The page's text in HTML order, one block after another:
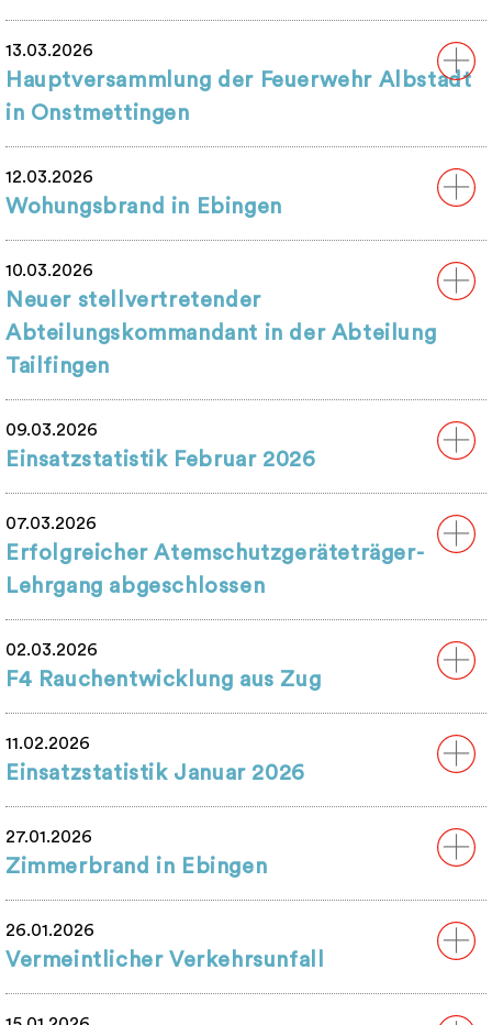
13.03.2026
Hauptversammlung der Feuerwehr Albstadt
in Onstmettingen
12.03.2026
Wohungsbrand in Ebingen
10.03.2026
Neuer stellvertretender
Abteilungskommandant in der Abteilung
Tailfingen
09.03.2026
Einsatzstatistik Februar 2026
07.03.2026
Erfolgreicher Atemschutzgeräteträger-
Lehrgang abgeschlossen
02.03.2026
F4 Rauchentwicklung aus Zug
11.02.2026
Einsatzstatistik Januar 2026
27.01.2026
Zimmerbrand in Ebingen
26.01.2026
Vermeintlicher Verkehrsunfall